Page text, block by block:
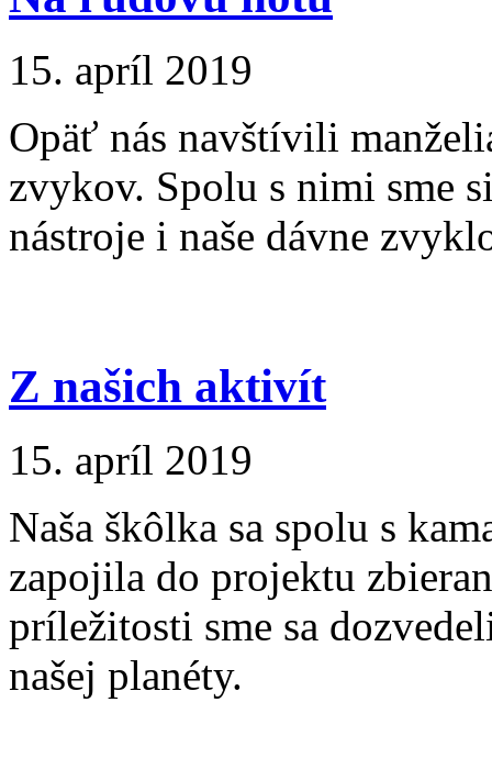
15. apríl 2019
Opäť nás navštívili
zvykov. Spolu s nimi sme
nástroje i naše dávne
Z našich aktivít
15. apríl 2019
Naša škôlka sa spolu s
zapojila do projektu
príležitosti sme sa
našej planéty.